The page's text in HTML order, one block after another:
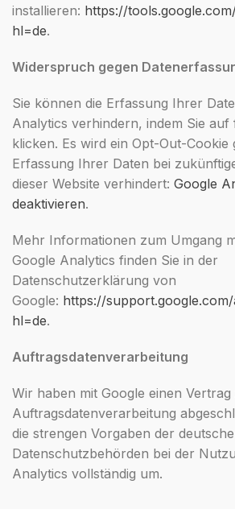
installieren: https://
hl=de.
Widerspruch gegen
Sie können die Erfassung Ihrer
Analytics verhindern, indem Sie auf
klicken. Es wird ein Opt-Out-Cookie
Erfassung Ihrer Daten bei
dieser Website verhindert: Google
deaktivieren.
Mehr Informationen zum Umgang
Google Analytics finden Sie in der
Datenschutzerklärung von
Google: https://
hl=de.
Auftragsdatenverarbeitung
Wir haben mit Google einen
Auftragsdatenverarbeitung
die strengen Vorgaben der
Datenschutzbehörden bei der
Analytics vollständig um.